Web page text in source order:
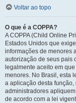
Voltar ao topo
O que é a COPPA?
A COPPA (Child Online
Estados Unidos que
informações de menores
autorização de seus pais
legalmente aceito em
menores. No Brasil, esta
a aplicação desta
administradores
de acordo com a lei